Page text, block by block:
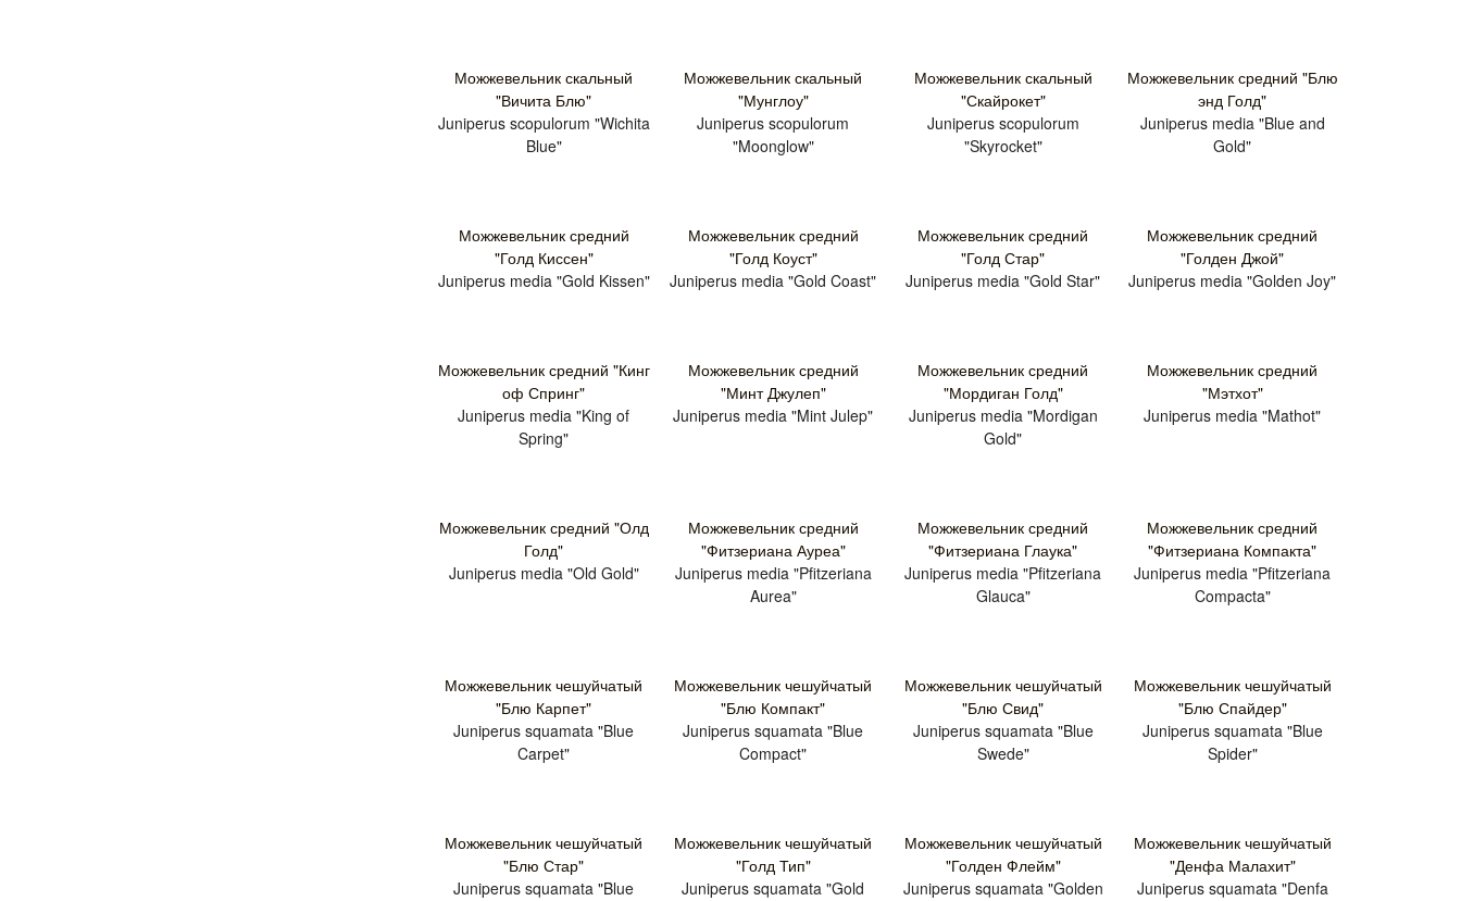
Можжевельник скальный
"Вичита Блю"
Juniperus scopulorum "Wichita
Blue"
Можжевельник скальный
"Мунглоу"
Juniperus scopulorum
"Moonglow"
Можжевельник скальный
"Скайрокет"
Juniperus scopulorum
"Skyrocket"
Можжевельник средний "Блю
энд Голд"
Juniperus media "Blue and
Gold"
Можжевельник средний
"Голд Киссен"
Juniperus media "Gold Kissen"
Можжевельник средний
"Голд Коуст"
Juniperus media "Gold Coast"
Можжевельник средний
"Голд Стар"
Juniperus media "Gold Star"
Можжевельник средний
"Голден Джой"
Juniperus media "Golden Joy"
Можжевельник средний "Кинг
оф Спринг"
Juniperus media "King of
Spring"
Можжевельник средний
"Минт Джулеп"
Juniperus media "Mint Julep"
Можжевельник средний
"Мордиган Голд"
Juniperus media "Mordigan
Gold"
Можжевельник средний
"Мэтхот"
Juniperus media "Mathot"
Можжевельник средний "Олд
Голд"
Juniperus media "Old Gold"
Можжевельник средний
"Фитзериана Ауреа"
Juniperus media "Pfitzeriana
Aurea"
Можжевельник средний
"Фитзериана Глаука"
Juniperus media "Pfitzeriana
Glauca"
Можжевельник средний
"Фитзериана Компакта"
Juniperus media "Pfitzeriana
Compacta"
Можжевельник чешуйчатый
"Блю Карпет"
Juniperus squamata "Blue
Carpet"
Можжевельник чешуйчатый
"Блю Компакт"
Juniperus squamata "Blue
Compact"
Можжевельник чешуйчатый
"Блю Свид"
Juniperus squamata "Blue
Swede"
Можжевельник чешуйчатый
"Блю Спайдер"
Juniperus squamata "Blue
Spider"
Можжевельник чешуйчатый
"Блю Стар"
Juniperus squamata "Blue
Можжевельник чешуйчатый
"Голд Тип"
Juniperus squamata "Gold
Можжевельник чешуйчатый
"Голден Флейм"
Juniperus squamata "Golden
Можжевельник чешуйчатый
"Денфа Малахит"
Juniperus squamata "Denfa